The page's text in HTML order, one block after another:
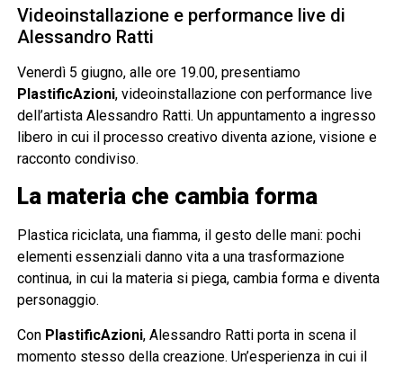
Videoinstallazione e performance live di
Alessandro Ratti
Venerdì 5 giugno, alle ore 19.00, presentiamo
PlastificAzioni, videoinstallazione con performance live
dell’artista Alessandro Ratti. Un appuntamento a ingresso
libero in cui il processo creativo diventa azione, visione e
racconto condiviso.
La materia che cambia forma
Plastica riciclata, una fiamma, il gesto delle mani: pochi
elementi essenziali danno vita a una trasformazione
continua, in cui la materia si piega, cambia forma e diventa
personaggio.
Con PlastificAzioni, Alessandro Ratti porta in scena il
momento stesso della creazione. Un’esperienza in cui il